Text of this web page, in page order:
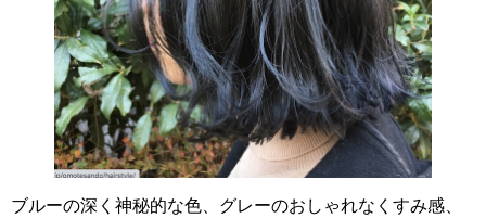
ブルーの深く神秘的な色、グレーのおしゃれなくすみ感、